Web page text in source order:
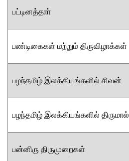
பட்டினத்தாா்
பண்டிகைகள் மற்றும் திருவிழாக்கள்
பழந்தமிழ் இலக்கியங்களில் சிவன்
பழந்தமிழ் இலக்கியங்களில் திருமால்
பன்னிரு திருமுறைகள்